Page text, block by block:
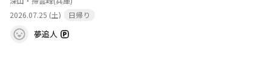
2026.07.25 (土)
日帰り
夢追人